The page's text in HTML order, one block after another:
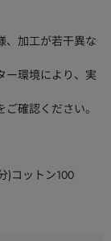
、加工が若干異な
ー環境により、実
確認ください。
)コットン100